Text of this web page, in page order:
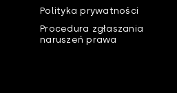
Polityka prywatności
Procedura zgłaszania
naruszeń prawa